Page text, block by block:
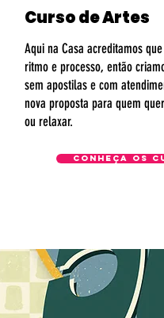
Curso de Artes
Aqui na Casa acreditamos
ritmo e processo, então
sem apostilas e com
nova proposta para quem
ou relaxar.
conheça os